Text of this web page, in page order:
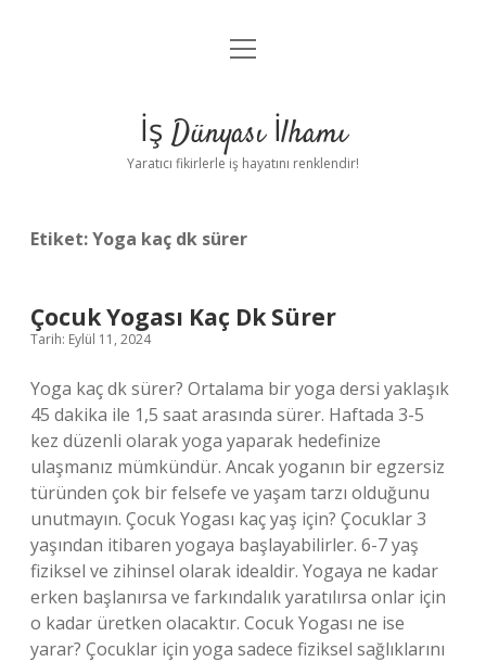
Anasayfa
Yasal Uyarı
menüyü
İş Dünyası İlhamı
Yaratıcı fikirlerle iş hayatını renklendir!
Etiket:Yoga kaç dk sürer
Çocuk Yogası Kaç Dk Sürer
Tarih: Eylül 11, 2024
Yoga kaç dk sürer? Ortalama bir yoga dersi yaklaşık
45 dakika ile 1,5 saat arasında sürer. Haftada 3-5
kez düzenli olarak yoga yaparak hedefinize
ulaşmanız mümkündür. Ancak yoganın bir egzersiz
türünden çok bir felsefe ve yaşam tarzı olduğunu
unutmayın. Çocuk Yogası kaç yaş için? Çocuklar 3
yaşından itibaren yogaya başlayabilirler. 6-7 yaş
fiziksel ve zihinsel olarak idealdir. Yogaya ne kadar
erken başlanırsa ve farkındalık yaratılırsa onlar için
o kadar üretken olacaktır. Cocuk Yogası ne ise
yarar? Çocuklar için yoga sadece fiziksel sağlıklarını